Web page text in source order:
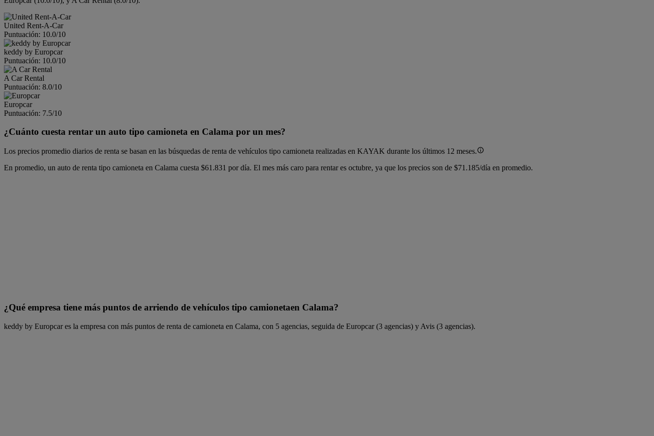
United Rent-A-Car
Puntuación: 10.0/10
keddy by Europcar
Puntuación: 10.0/10
A Car Rental
Puntuación: 8.0/10
Europcar
Puntuación: 7.5/10
¿Cuánto cuesta rentar un auto tipo camioneta en Calama por un mes?
Los precios promedio diarios de renta se basan en las búsquedas de renta de vehículos tipo camioneta realizadas en KAYAK durante los últimos 12 meses.
En promedio, un auto de renta tipo camioneta en Calama cuesta $61.831 por día. El mes más caro para rentar es octubre, ya que los precios son de $71.185/día en promedio.
¿Qué empresa tiene más puntos de arriendo de vehículos tipo camionetaen Calama?
keddy by Europcar es la empresa con más puntos de renta de camioneta en Calama, con 5 agencias, seguida de Europcar (3 agencias) y Avis (3 agencias).